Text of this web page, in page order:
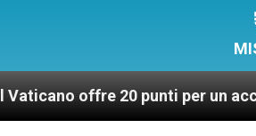
20 punti per un accesso giusto